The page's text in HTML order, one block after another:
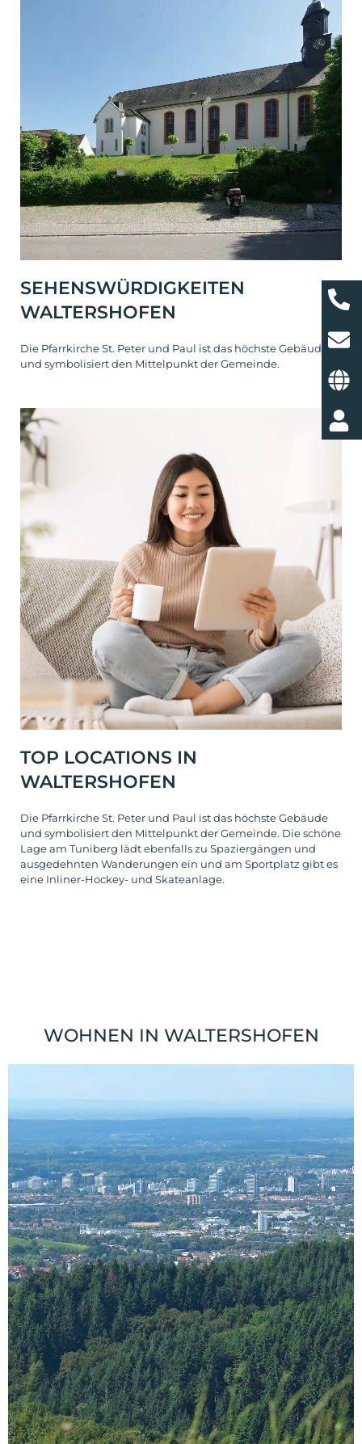
SEHENSWÜRDIGKEITEN
WALTERSHOFEN
Die Pfarrkirche St. Peter und Paul ist das höchste Gebäude
und symbolisiert den Mittelpunkt der Gemeinde.
TOP LOCATIONS IN
WALTERSHOFEN
Die Pfarrkirche St. Peter und Paul ist das höchste Gebäude
und symbolisiert den Mittelpunkt der Gemeinde. Die schöne
Lage am Tuniberg lädt ebenfalls zu Spaziergängen und
ausgedehnten Wanderungen ein und am Sportplatz gibt es
eine Inliner-Hockey- und Skateanlage.
WOHNEN IN WALTERSHOFEN